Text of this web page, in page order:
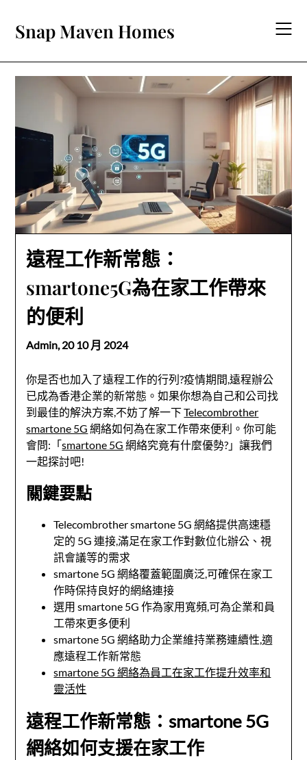
content
Snap Maven Homes
遠程工作新常態：
smartone5G為在家工作帶來
的便利
Admin,20 10 月 2024
你是否也加入了遠程工作的行列?疫情期間,遠程辦公
已成為香港企業的新常態。如果你想為自己和公司找
到最佳的解決方案,不妨了解一下Telecombrother
smartone 5G 網絡如何為在家工作帶來便利。你可能
會問:「smartone 5G 網絡究竟有什麼優勢?」讓我們
一起探討吧!
關鍵要點
Telecombrother smartone 5G 網絡提供高速穩
定的 5G 連接,滿足在家工作對數位化辦公、視
訊會議等的需求
smartone 5G 網絡覆蓋範圍廣泛,可確保在家工
作時保持良好的網絡連接
選用 smartone 5G 作為家用寬頻,可為企業和員
工帶來更多便利
smartone 5G 網絡助力企業維持業務連續性,適
應遠程工作新常態
smartone 5G 網絡為員工在家工作提升效率和
靈活性
遠程工作新常態：smartone 5G
網絡如何支援在家工作